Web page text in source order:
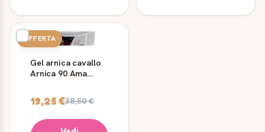
OFFERTA
Gel arnica cavallo
Arnica 90 Ama
19,25 €38,50 €